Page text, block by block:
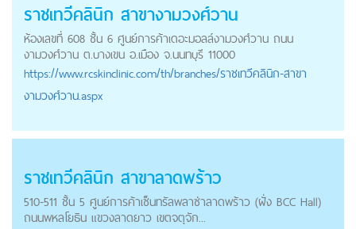
ราชเทวีคลินิก สาขางามวงศ์วาน
ห้องเลขที่ 608 ชั้น 6 ศูนย์การค้าเดอะมอลล์งามวงศ์วาน ถนน
งามวงศ์วาน ต.บางเขน อ.เมือง จ.นนทบุรี 11000
https://www.rcskinclinic.com/th/branches/ราชเทวีคลินิก-สาขา
งามวงศ์วาน.aspx
ราชเทวีคลินิก สาขาลาดพร้าว
510-511 ชั้น 5 ศูนย์การค้าเซ็นทรัลพลาซ่าลาดพร้าว (ฝั่ง BCC Hall)
ถนนพหลโยธิน แขวงลาดยาว เขตจตุจัก...